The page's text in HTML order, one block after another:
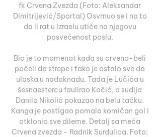
fk Crvena Zvezda (Foto: Aleksandar
Dimitrijević/Sportal) Osvrnuo se i na to
da li rat u Izraelu utiče na njegovu
posvećenost poslu.
Bio je to momenat kada su crveno-beli
počeli da strepe i tako je ostalo sve do
ulaska u nadoknadu. Tada je Lučića u
šesnaestercu faulirao Kočić, a sudija
Danilo Nikolić pokazao na belu tačku.
Kanga je postigao pomalo komičan gol i
otklonio sve dileme. Detalj sa meča
Crvena zvezda - Radnik Surdulica. Foto: